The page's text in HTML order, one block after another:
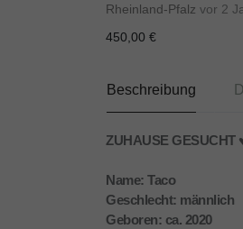
Rheinland-Pfalz vor 2
450,00 €
Beschreibung
ZUHAUSE GESUCHT
Name: Taco
Geschlecht: männlich
Geboren: ca. 2020